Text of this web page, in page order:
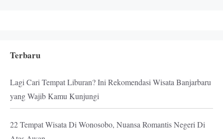
Terbaru
Lagi Cari Tempat Liburan? Ini Rekomendasi Wisata Banjarbaru
yang Wajib Kamu Kunjungi
22 Tempat Wisata Di Wonosobo, Nuansa Romantis Negeri Di